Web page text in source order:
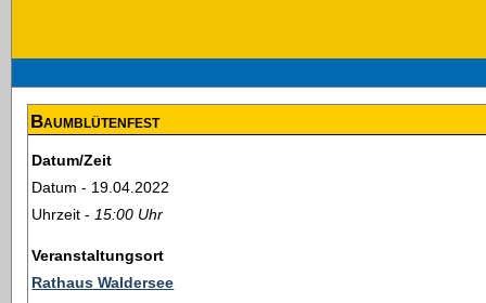
Baumblütenfest
Datum/Zeit
Datum - 19.04.2022
Uhrzeit - 15:00 Uhr
Veranstaltungsort
Rathaus Waldersee